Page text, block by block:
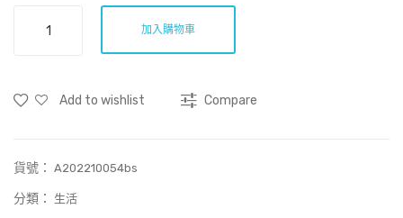
者：
居
長
加入購物車
Add to wishlist Compare
貨號： A202210054bs
分類： 生活